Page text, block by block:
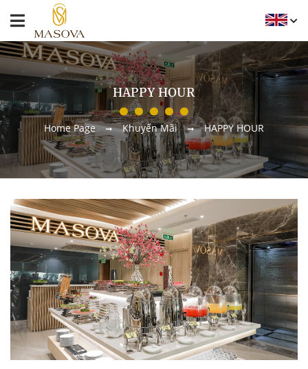
HAPPY HOUR
Home Page Khuyến Mãi HAPPY HOUR